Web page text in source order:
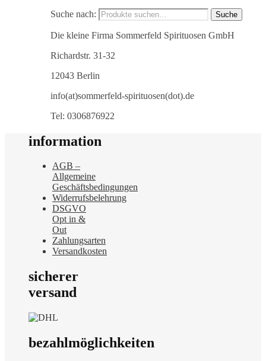
Suche nach: Suche
Die kleine Firma Sommerfeld Spirituosen GmbH
Richardstr. 31-32
12043 Berlin
info(at)sommerfeld-spirituosen(dot).de
Tel: 0306876922
information
AGB –
Allgemeine
Geschäftsbedingungen
Widerrufsbelehrung
DSGVO
Opt in &
Out
Zahlungsarten
Versandkosten
sicherer
versand
bezahlmöglichkeiten